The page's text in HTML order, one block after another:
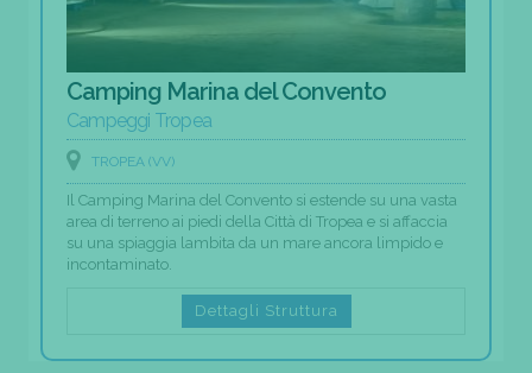
Camping Marina del Convento
Campeggi Tropea
TROPEA (VV)
Il Camping Marina del Convento si estende su una vasta
area di terreno ai piedi della Città di Tropea e si affaccia
su una spiaggia lambita da un mare ancora limpido e
incontaminato.
Dettagli Struttura